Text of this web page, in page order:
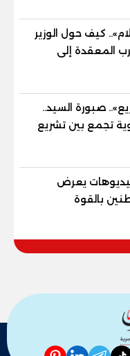
كيف حول الوزير
المعقدة إلى
والإعمار؟
صبورة السيد..
تجمع بين تشريع
لبناء الإنسان
يعرض
بالقوة